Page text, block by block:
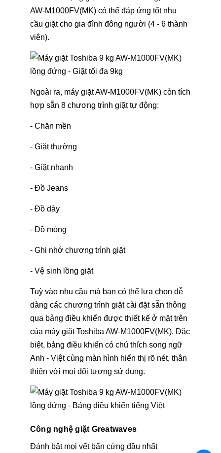
AW-M1000FV(MK) có thể đáp ứng tốt nhu
cầu giặt cho gia đình đông người (4 - 6 thành
viên).
Ngoài ra, máy giặt AW-M1000FV(MK) còn tích
hợp sẵn 8 chương trình giặt tự động:
- Chăn mền
- Giặt thường
- Giặt nhanh
- Đồ Jeans
- Đồ dày
- Đồ mỏng
- Ghi nhớ chương trình giặt
- Vệ sinh lồng giặt
Tuỳ vào nhu cầu mà bạn có thể lựa chọn dễ
dàng các chương trình giặt cài đặt sẵn thông
qua bảng điều khiển được thiết kế ở mặt trên
của máy giặt Toshiba AW-M1000FV(MK). Đặc
biệt, bảng điều khiển có chú thích song ngữ
Anh - Việt cùng màn hình hiển thị rõ nét, thân
thiện với mọi đối tượng sử dụng.
Công nghệ giặt Greatwaves
Đánh bật mọi vết bẩn cứng đầu nhất